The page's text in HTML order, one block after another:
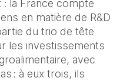
la France compte
en matière de R&D
du trio de tête
les investissements
avec
: à eux trois, ils